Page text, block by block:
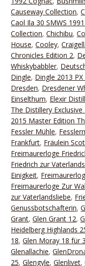
Causeway Collection,
Caol Ila 30 SMWS
Collection,Chichibu,
House,Cooley,
Chronicles Edition 2,
Whiskybabbler,
Dingle, Dingle 2013 PX
Dresden, Dresdener
Einselthum, Elexir
The Distillery
2015 Master Edition
Fessler Mühle,
Frankfurt, Fräulein
Freimaurerloge
Friedrich zur
Einigkeit,
Freimaurerloge Zur
zur Vaterlandsliebe,
Genussbotschafterin,
Grant,Glen Grant 12,
Heidelberg Highlands
18,Glen Moray 18 für
Glenallachie,
25,Glengyle,Glenlivet,